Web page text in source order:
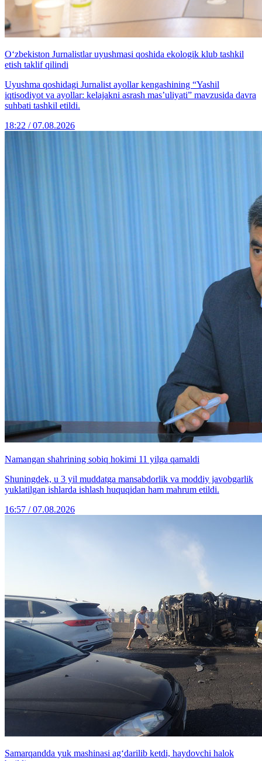
O‘zbekiston Jurnalistlar uyushmasi qoshida ekologik klub tashkil
etish taklif qilindi
Uyushma qoshidagi Jurnalist ayollar kengashining “Yashil
iqtisodiyot va ayollar: kelajakni asrash mas’uliyati” mavzusida davra
suhbati tashkil etildi.
18:22 / 07.08.2026
Namangan shahrining sobiq hokimi 11 yilga qamaldi
Shuningdek, u 3 yil muddatga mansabdorlik va moddiy javobgarlik
yuklatilgan ishlarda ishlash huquqidan ham mahrum etildi.
16:57 / 07.08.2026
Samarqandda yuk mashinasi ag‘darilib ketdi, haydovchi halok